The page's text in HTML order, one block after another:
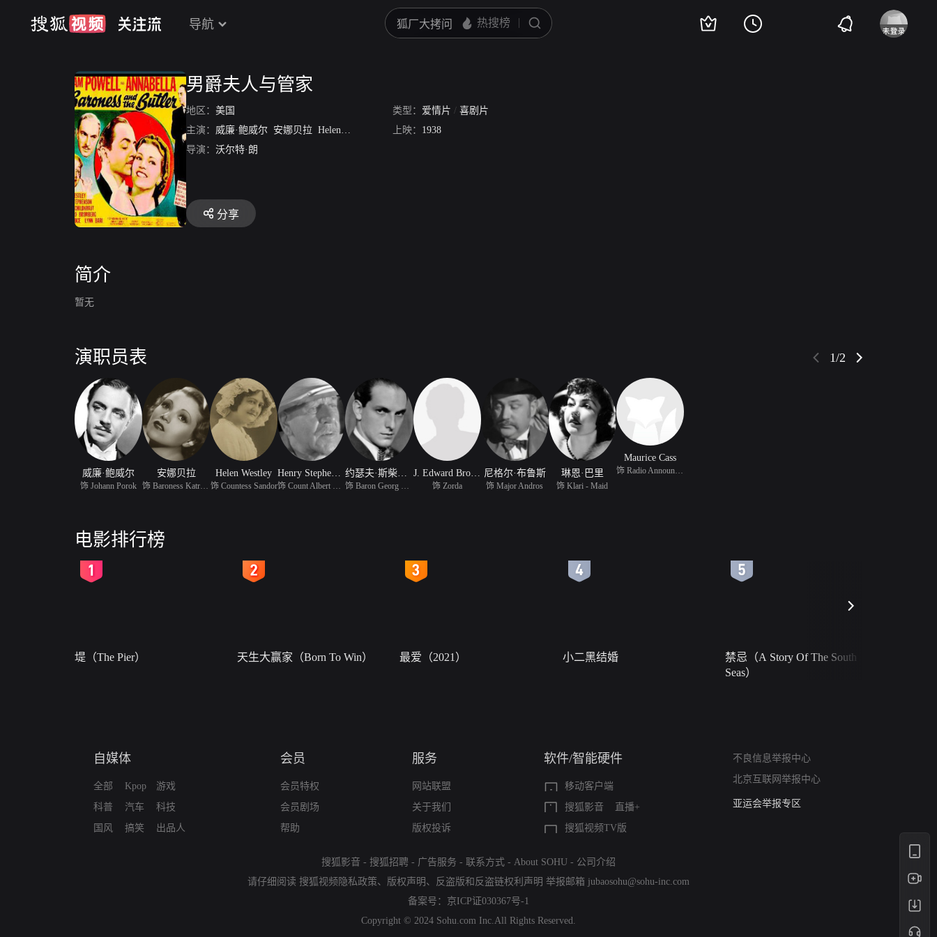
导航
男爵夫人与管家
地区： 美国 类型： 爱情片 / 喜剧片
主演： 威廉·鲍威尔 安娜贝拉 Helen Westley Henry Stephenson
上映： 1938
导演： 沃尔特·朗
分享
简介
暂无
演职员表 1/2
威廉·鲍威尔
饰 Johann Porok
安娜贝拉 Helen Westley
饰 Countess Sandor
J. Edward Bromberg
饰 Zorda
尼格尔·布鲁斯
饰 Major Andros
琳恩·巴里
饰 Klari - Maid
Maurice Cass
饰 Radio Announcer
电影排行榜
堤（The Pier） 天生大赢家（Born To Win） 最爱（2021） 小二黑结婚
禁忌（A Story Of The South
Seas）
自媒体
全部
科普
国风
Kpop
汽车
搞笑
游戏
科技
出品人
会员
会员特权
会员剧场
帮助
服务
网站联盟
关于我们
版权投诉
软件/智能硬件
移动客户端
搜狐影音
直播+
搜狐视频TV版
不良信息举报中心
北京互联网举报中心
算法推荐专项举报
亚运会举报专区
搜狐影音 - 搜狐招聘 - 广告服务 - 联系方式 - About SOHU - 公司介绍
请仔细阅读 搜狐视频隐私政策、 版权声明 、 反盗版和反盗链权利声明 举报邮箱 jubaosohu@sohu-inc.com
备案号： 京ICP证030367号-1
Copyright © 2024 Sohu.com Inc.All Rights Reserved.